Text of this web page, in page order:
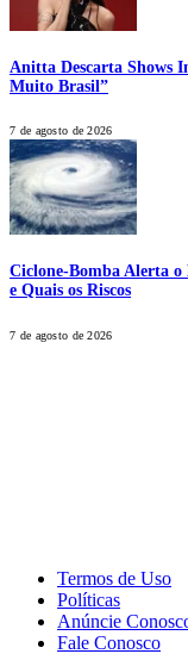
Anitta Descarta Shows
Muito Brasil”
7 de agosto de 2026
Ciclone-Bomba Alerta o
e Quais os Riscos
7 de agosto de 2026
Termos de Uso
Políticas
Anúncie
Fale Conosco